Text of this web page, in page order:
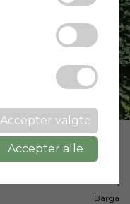
180.000 €
1
Barga
Accepter valgte
Accepter alle